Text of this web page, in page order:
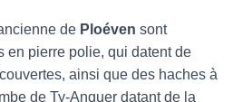
de Ploéven sont
en pierre polie, qui datent de
ainsi que des haches à
de Ty-Anquer datant de la